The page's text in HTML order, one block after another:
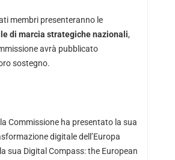
membri presenteranno le
di marcia strategiche nazionali,
avrà pubblicato
sostegno.
Commissione ha presentato la sua
digitale dell’Europa
sua Digital Compass: the European